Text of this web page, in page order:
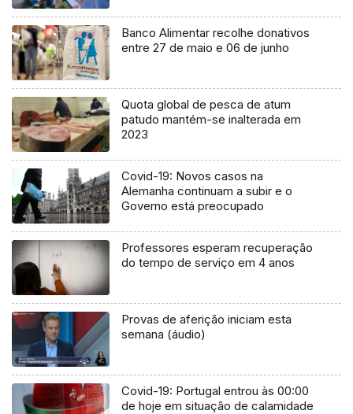
Banco Alimentar recolhe donativos
entre 27 de maio e 06 de junho
Quota global de pesca de atum
patudo mantém-se inalterada em
2023
Covid-19: Novos casos na
Alemanha continuam a subir e o
Governo está preocupado
Professores esperam recuperação
do tempo de serviço em 4 anos
Provas de aferição iniciam esta
semana (áudio)
Covid-19: Portugal entrou às 00:00
de hoje em situação de calamidade